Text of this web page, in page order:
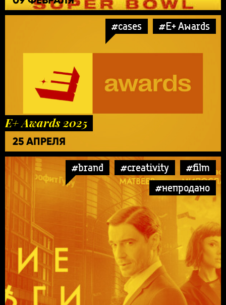
#cases #E+ Awards
E+ Awards 2025
25 АПРЕЛЯ
#brand #creativity
#film
#непродано